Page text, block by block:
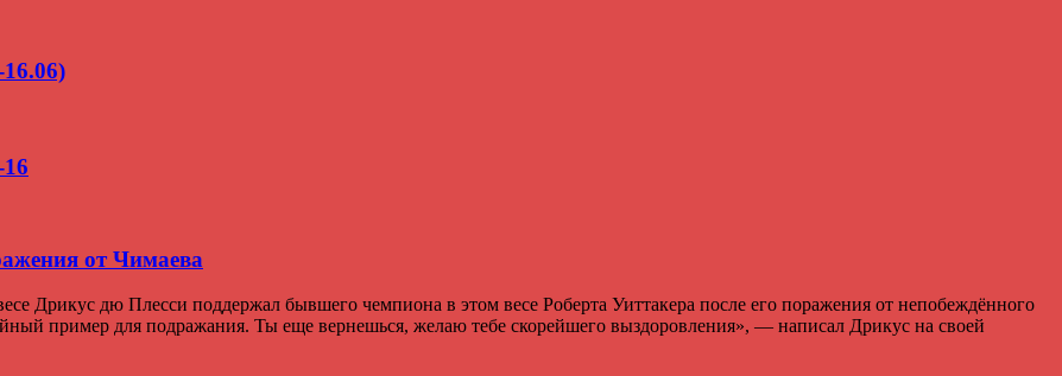
от Чимаева
Дрикус дю Плесси поддержал бывшего чемпиона в этом весе Роберта Уиттакера после его поражения от непобеждённого
пример для подражания. Ты еще вернешься, желаю тебе скорейшего выздоровления», — написал Дрикус на своей